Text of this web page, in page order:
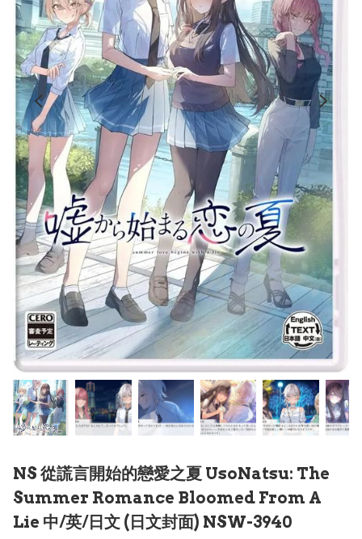
NS 從謊言開始的戀愛之夏 UsoNatsu: The
Summer Romance Bloomed From A
Lie 中/英/日文 (日文封面) NSW-3940